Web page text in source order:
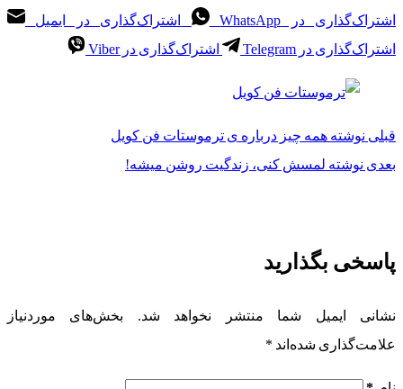
اشتراک‌گذاری در WhatsApp
اشتراک‌گذاری در ایمیل
اشتراک‌گذاری در Telegram
اشتراک‌گذاری در Viber
قبلی نوشته همه چیز درباره ی ترموستات فن کویل
بعدی نوشته لمسش کنی، زندگیت روشن میشه!
پاسخی بگذارید
نشانی ایمیل شما منتشر نخواهد شد.
بخش‌های موردنیاز
علامت‌گذاری شده‌اند *